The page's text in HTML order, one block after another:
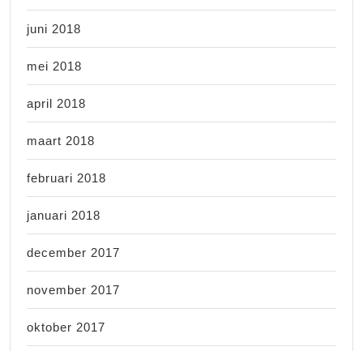
juni 2018
mei 2018
april 2018
maart 2018
februari 2018
januari 2018
december 2017
november 2017
oktober 2017